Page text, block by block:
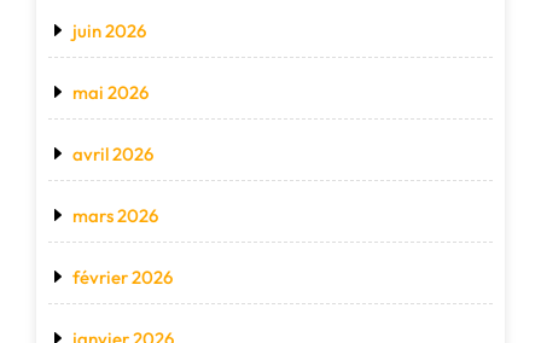
juin 2026
mai 2026
avril 2026
mars 2026
février 2026